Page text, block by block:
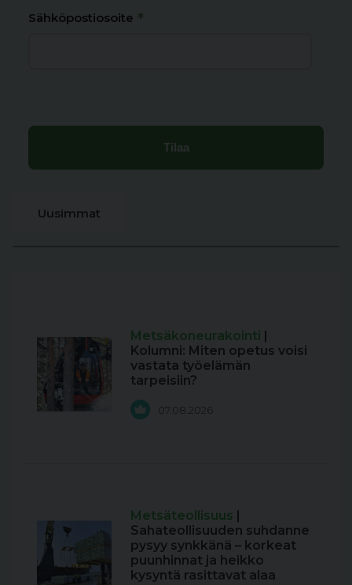
Sähköpostiosoite *
Uusimmat
Metsäkoneurakointi
Kolumni: Miten opetus voisi
vastata työelämän
tarpeisiin?
07.08.2026
Metsäteollisuus
Sahateollisuuden suhdanne
pysyy synkkänä – korkeat
puunhinnat ja heikko
kysyntä rasittavat alaa